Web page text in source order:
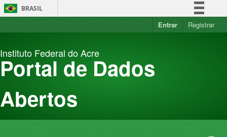
Pular
para
BRASIL
Simplifique!
Acesso à informação
Entrar Registrar
Instituto Federal do Acre
Portal de Dados
Abertos